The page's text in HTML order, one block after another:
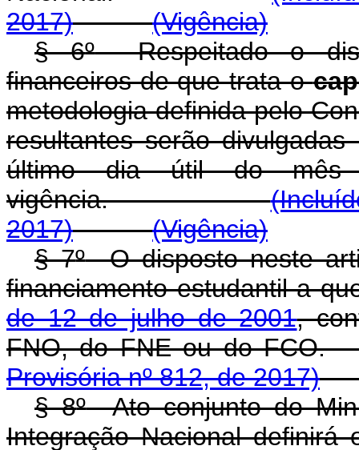
2017)
(Vigência)
§ 6ºRespeitado o
financeiros de que trata o
metodologia definida pelo
resultantes serão
último dia útil do mês
vigência.
2017)
(Vigência)
§ 7ºO disposto neste
financiamento estudantil a
de 12 de julho de 2001,
FNO, do FNE ou
Provisória nº 812, de 2017)
§ 8ºAto conjunto do
Integração Nacional definirá